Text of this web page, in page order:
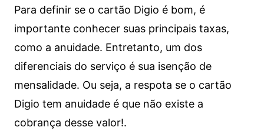
Para definir se o cartão Digio é bom, é
importante conhecer suas principais taxas,
como a anuidade. Entretanto, um dos
diferenciais do serviço é sua isenção de
mensalidade. Ou seja, a respota se o cartão
Digio tem anuidade é que não existe a
cobrança desse valor!.